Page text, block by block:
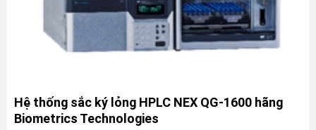
Hệ thống sắc ký lỏng HPLC NEX QG-1600 hãng
Biometrics Technologies